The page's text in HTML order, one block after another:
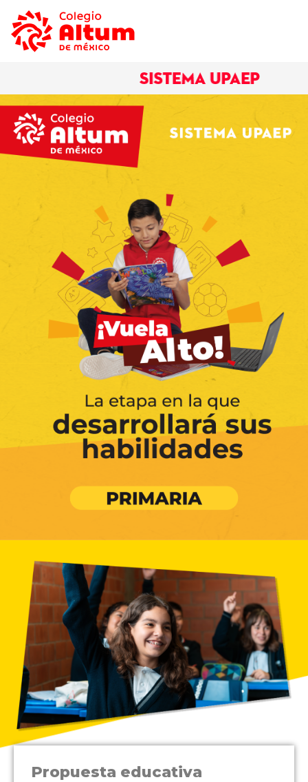
Propuesta educativa